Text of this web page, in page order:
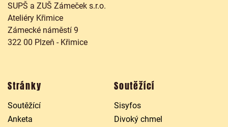
SUPŠ a ZUŠ Zámeček s.r.o.
Ateliéry Křimice
Zámecké náměstí 9
322 00 Plzeň - Křimice
Stránky
Soutěžící
Anketa
Soutěžící
Sisyfos
Divoký chmel